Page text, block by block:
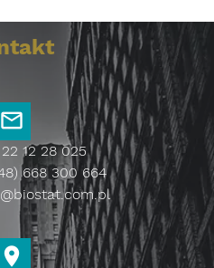
12 28 025
668 300 664